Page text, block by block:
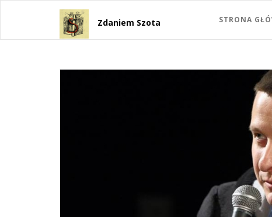
Zdaniem Szota STRONA